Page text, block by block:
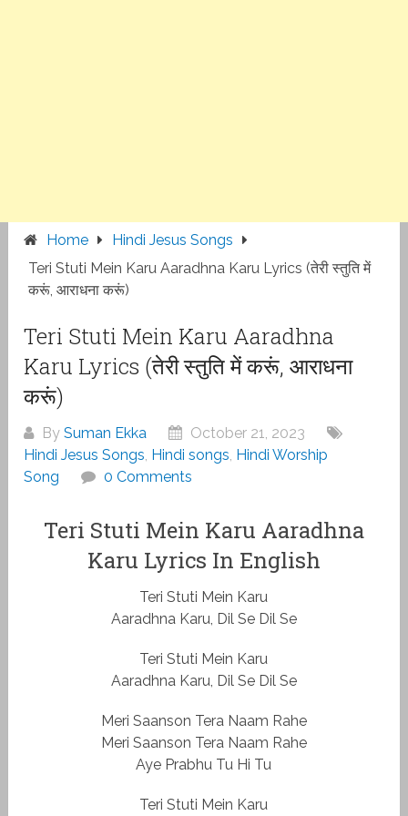
Home
Hindi Jesus Songs
Teri Stuti Mein Karu Aaradhna Karu Lyrics (तेरी स्तुति में
करूं, आराधना करूं)
Teri Stuti Mein Karu Aaradhna
Karu Lyrics (तेरी स्तुति में करूं, आराधना
करूं)
BySuman Ekka
October 21, 2023
Hindi Jesus Songs, Hindi songs, Hindi Worship
Song
0 Comments
Teri Stuti Mein Karu Aaradhna
Karu Lyrics In English
Teri Stuti Mein Karu
Aaradhna Karu, Dil Se Dil Se
Teri Stuti Mein Karu
Aaradhna Karu, Dil Se Dil Se
Meri Saanson Tera Naam Rahe
Meri Saanson Tera Naam Rahe
Aye Prabhu Tu Hi Tu
Teri Stuti Mein Karu